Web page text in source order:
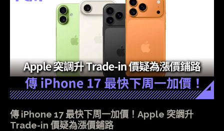
傳 iPhone 17 最快下周一加價！Apple 突調升
Trade-in 價疑為漲價鋪路